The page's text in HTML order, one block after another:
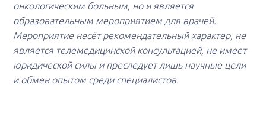
онкологическим больным, но и является
образовательным мероприятием для врачей.
Мероприятие несёт рекомендательный характер, не
является телемедицинской консультацией, не имеет
юридической силы и преследует лишь научные цели
и обмен опытом среди специалистов.